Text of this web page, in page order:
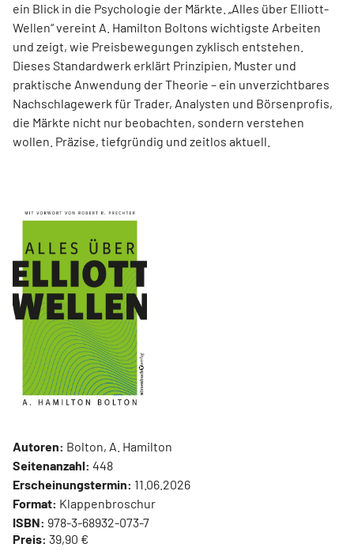
ein Blick in die Psychologie der Märkte. „Alles über Elliott-
Wellen“ vereint A. Hamilton Boltons wichtigste Arbeiten
und zeigt, wie Preisbewegungen zyklisch entstehen.
Dieses Standardwerk erklärt Prinzipien, Muster und
praktische Anwendung der Theorie – ein unverzichtbares
Nachschlagewerk für Trader, Analysten und Börsenprofis,
die Märkte nicht nur beobachten, sondern verstehen
wollen. Präzise, tiefgründig und zeitlos aktuell.
Autoren: Bolton, A. Hamilton
Seitenanzahl: 448
Erscheinungstermin: 11.06.2026
Format: Klappenbroschur
ISBN: 978-3-68932-073-7
Preis: 39,90 €